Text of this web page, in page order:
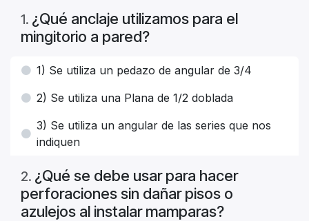
1. ¿Qué anclaje utilizamos para el
mingitorio a pared?
1) Se utiliza un pedazo de angular de 3/4
2) Se utiliza una Plana de 1/2 doblada
3) Se utiliza un angular de las series que nos
indiquen
2. ¿Qué se debe usar para hacer
perforaciones sin dañar pisos o
azulejos al instalar mamparas?